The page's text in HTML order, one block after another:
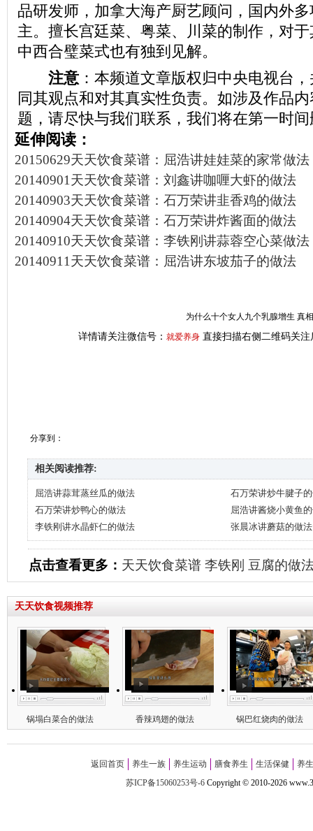
品研发师，加拿大海产厨艺顾问，国内外
主。擅长宫廷菜、粤菜、川菜的制作，对
中西合璧菜式也有独到见解。
注意 ：本频道文章版权归中央电视台
同其观点和对其真实性负责。如涉及作品
题，请尽快与我们联系，我们将在第一时
延伸阅读：
20150629天天饮食菜谱：屈浩讲娃娃菜的家常做法
20140901天天饮食菜谱：刘鑫讲咖喱大虾的做法
20140903天天饮食菜谱：石万荣讲韭香鸡的做法
20140904天天饮食菜谱：石万荣讲炸酱面的做法
20140910天天饮食菜谱：李铁刚讲蒜蓉空心菜做法
20140911天天饮食菜谱：屈浩讲东坡茄子的做法
为什么十个女人九个乳腺增生 真
详情请关注微信号： 就爱养身 直接扫描右侧二维码关注
分享到：
相关阅读推荐:
屈浩讲蒜茸蒸丝瓜的做法
石万荣讲炒牛腱子
石万荣讲炒鸭心的做法
屈浩讲酱烧小黄鱼
李铁刚讲水晶虾仁的做法
张晨冰讲蘑菇的做
点击查看更多： 天天饮食菜谱 李铁刚 豆腐的做
天天饮食视频推荐
锅塌白菜合的做法 香辣鸡翅的做法 锅巴红烧肉的做法
返回首页 养生一族 养生运动 膳食养生 生活保健
养
苏ICP备15060253号-6Copyright©2010-2026